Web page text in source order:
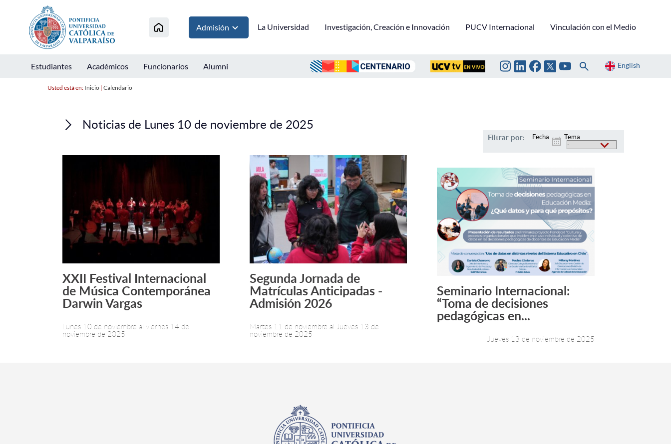
Admisión La Universidad Investigación, Creación e Innovación PUCV Internacional Vinculación con el Medio
Estudiantes Académicos Funcionarios Alumni English
Usted está en: Inicio| Calendario
Noticias de Lunes 10 de noviembre de 2025
Filtrar por: Fecha Tema
Leer más +
XXII Festival Internacional
de Música Contemporánea
Darwin Vargas
Lunes 10 de noviembre al viernes 14 de
noviembre de 2025
Leer más +
Segunda Jornada de
Matrículas Anticipadas -
Admisión 2026
Martes 11 de noviembre al Jueves 13 de
noviembre de 2025
Leer más +
Seminario Internacional:
“Toma de decisiones
pedagógicas en...
Jueves 13 de noviembre de 2025